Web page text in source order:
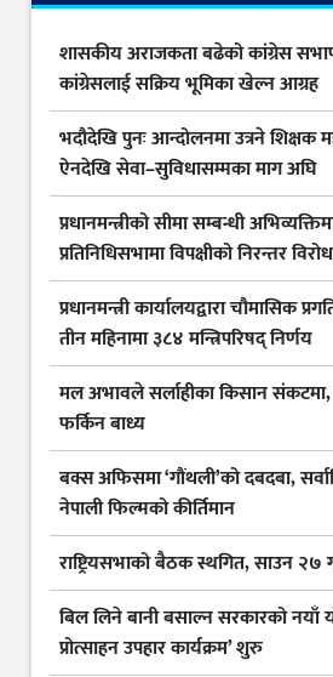
शासकीय अराजकता बढेको कांग्रेस
कांग्रेसलाई सक्रिय भूमिका खेल्न आग्रह
भदौदेखि पुनः आन्दोलनमा उत्रने शिक्षक
ऐनदेखि सेवा–सुविधासम्मका माग अघि
प्रधानमन्त्रीको सीमा सम्बन्धी
प्रतिनिधिसभामा विपक्षीको निरन्तर विरोध
प्रधानमन्त्री कार्यालयद्वारा चौमासिक
तीन महिनामा ३८४ मन्त्रिपरिषद् निर्णय
मल अभावले सर्लाहीका किसान संकटमा,
फर्किन बाध्य
बक्स अफिसमा ‘गौंथली’को दबदबा,
नेपाली फिल्मको कीर्तिमान
राष्ट्रियसभाको बैठक स्थगित, साउन
बिल लिने बानी बसाल्न सरकारको नयाँ
प्रोत्साहन उपहार कार्यक्रम’ शुरु